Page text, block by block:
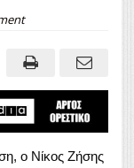
ο Νίκος Ζήσης